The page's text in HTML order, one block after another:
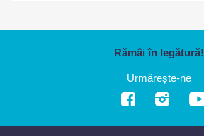
Rămâi în legătură!
Urmărește-ne